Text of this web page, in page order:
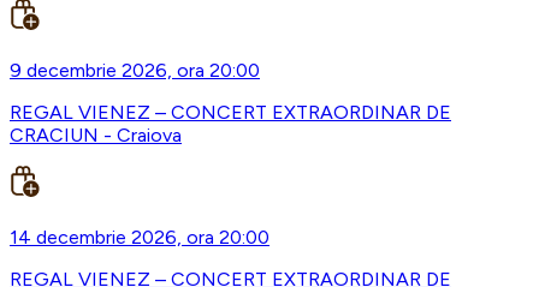
9 decembrie 2026, ora 20:00
REGAL VIENEZ – CONCERT EXTRAORDINAR DE
CRACIUN - Craiova
14 decembrie 2026, ora 20:00
REGAL VIENEZ – CONCERT EXTRAORDINAR DE